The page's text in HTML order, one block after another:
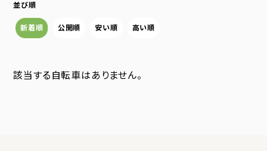
並び順
新着順 公開順 安い順 高い順
該当する自転車はありません。